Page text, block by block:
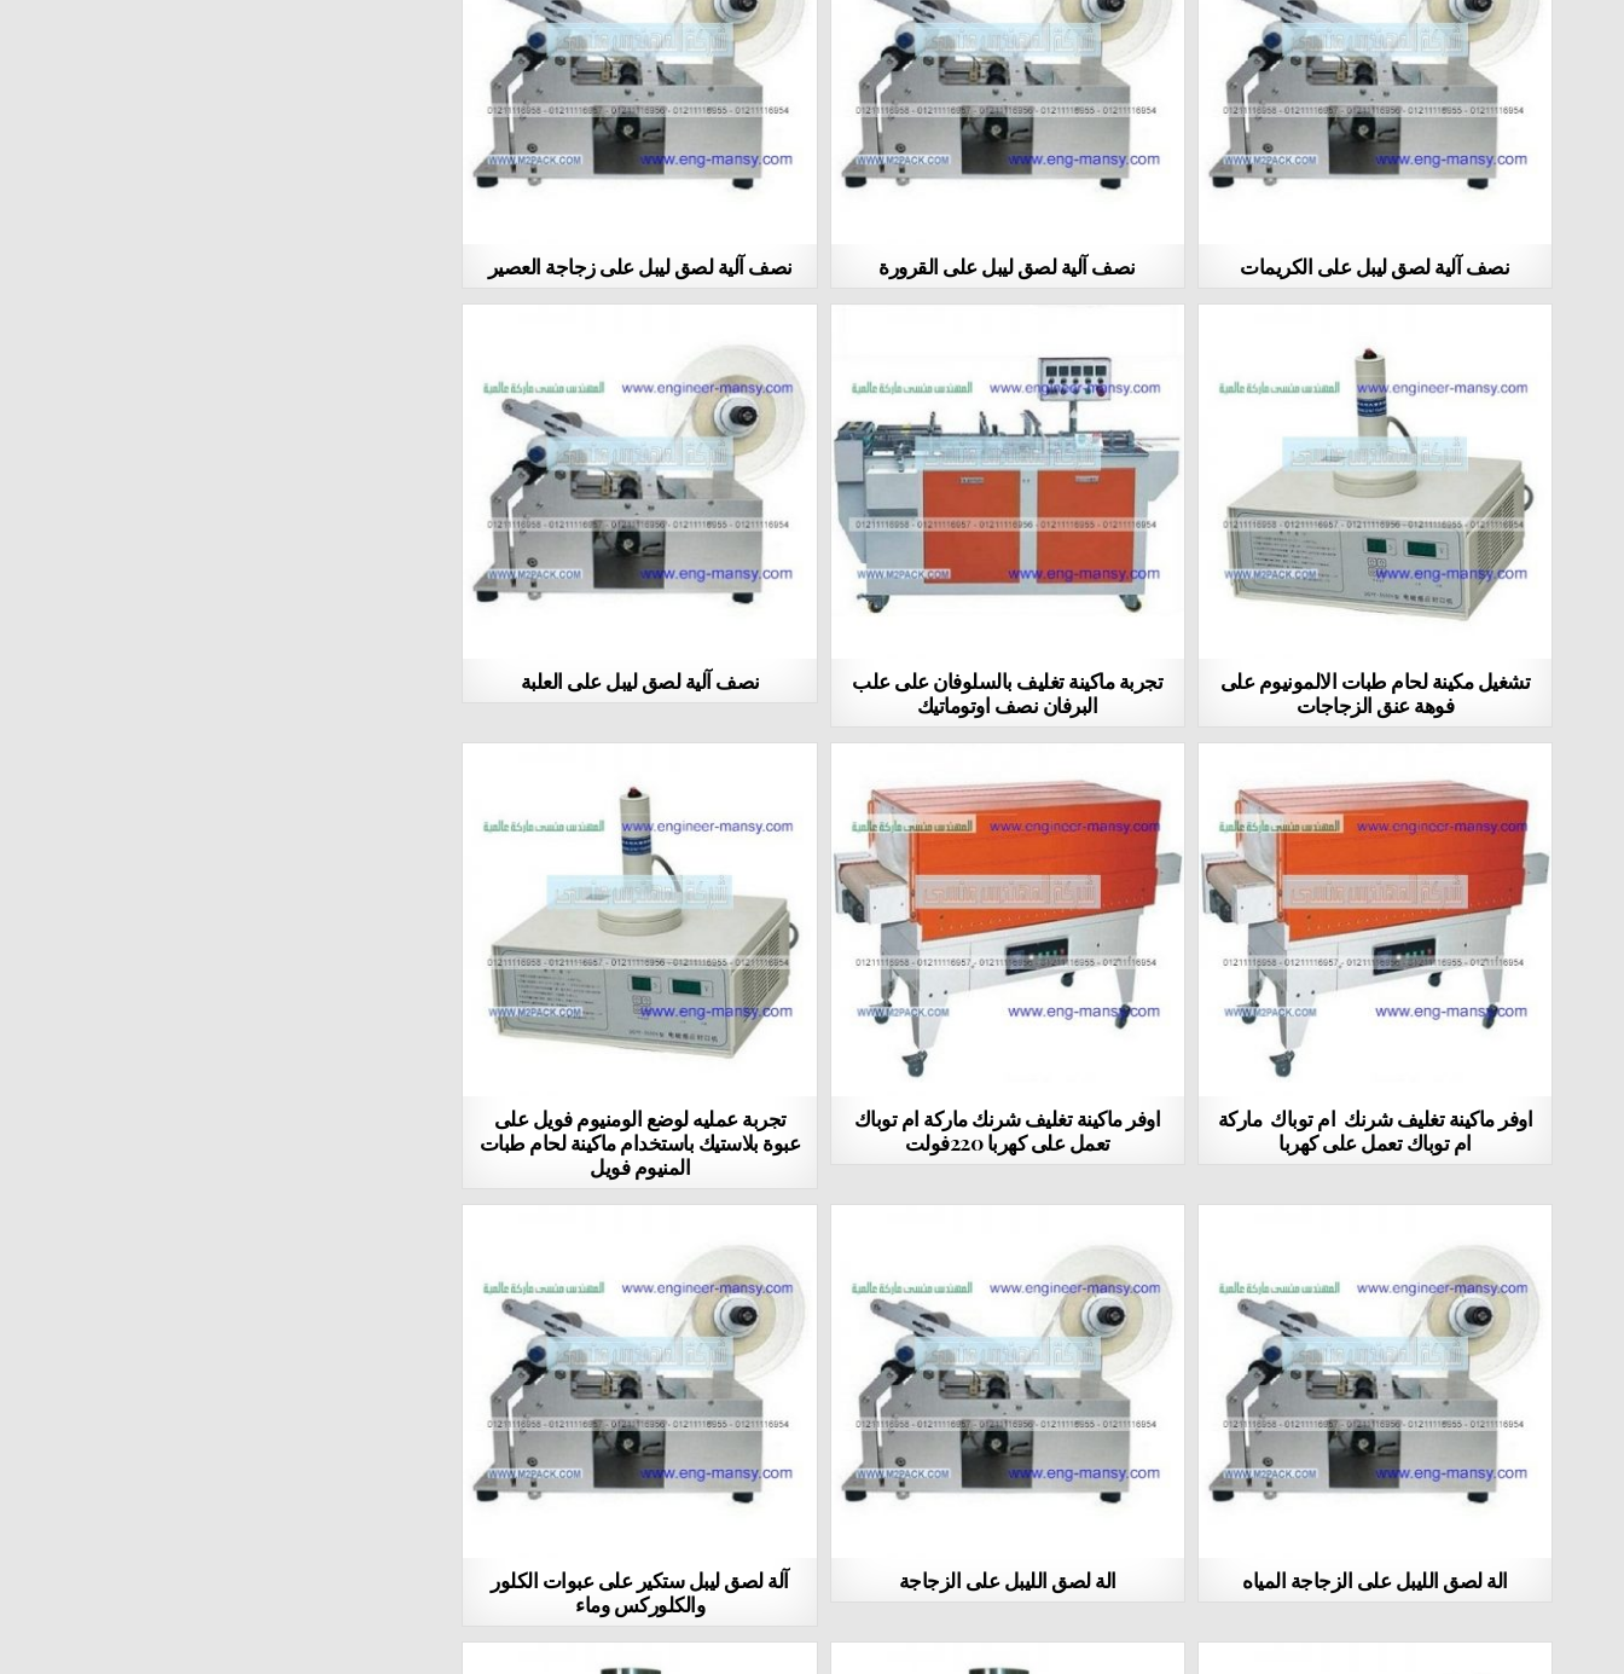
نصف آلية لصق ليبل على زجاجة العصير نصف آلية لصق ليبل على القرورة نصف آلية لصق ليبل على الكريمات
نصف آلية لصق ليبل على العلبة
تجربة ماكينة تغليف بالسلوفان على علب
البرفان نصف اوتوماتيك
تشغيل مكينة لحام طبات الالمونيوم على
فوهة عنق الزجاجات
تجربة عمليه لوضع الومنيوم فويل على
عبوة بلاستيك باستخدام ماكينة لحام طبات
المنيوم فويل
اوفر ماكينة تغليف شرنك ماركة ام توباك
تعمل على كهربا 220فولت
اوفر ماكينة تغليف شرنك ام توباك ماركة
ام توباك تعمل على كهربا
آلة لصق ليبل ستكير على عبوات الكلور
والكلوركس وماء
الة لصق الليبل على الزجاجة الة لصق الليبل على الزجاجة المياه